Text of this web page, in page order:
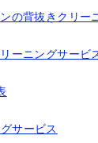
の背抜きクリー
ーニングサービ
サービス